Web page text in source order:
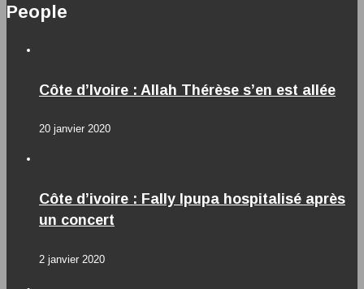
People
Côte d’Ivoire : Allah Thérèse s’en est allée
20 janvier 2020
Côte d’ivoire : Fally Ipupa hospitalisé après
un concert
2 janvier 2020